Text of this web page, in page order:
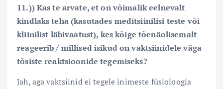
11.)) Kas te arvate, et on võimalik eelnevalt
kindlaks teha (kasutades meditsiinilisi teste või
kliinilist läbivaatust), kes kõige tõenäolisemalt
reageerib / millised isikud on vaktsiinidele väga
tõsiste reaktsioonide tegemiseks?
Jah, aga vaktsiinid ei tegele inimeste füsioloogia